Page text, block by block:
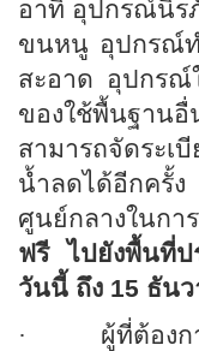
อาทิ อุปกรณ์นิร
ขนหนู อุปกรณ์ท
สะอาด อุปกรณ์
ของใช้พื้นฐาน
สามารถจัดระเ
น้ำลดได้อีกครั้
ศูนย์กลางในก
ฟรี
ไปยังพื้นที่
วันนี้ ถึง 15 ธัน
·
ผู้ที่ต้องก